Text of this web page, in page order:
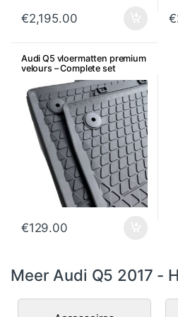
€2,195.00 €
Audi Q5 vloermatten premium
velours – Complete set
€129.00
Meer Audi Q5 2017 -